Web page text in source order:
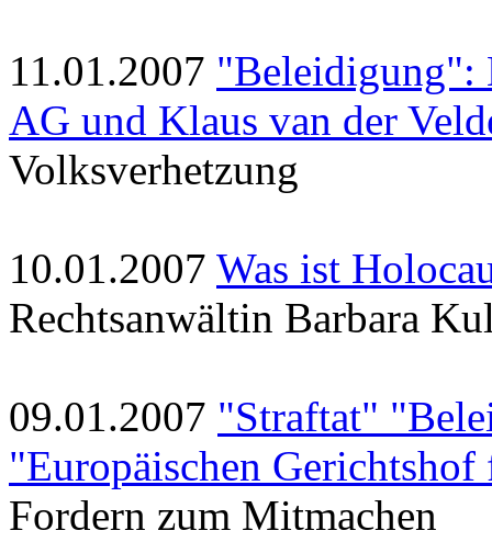
11.01.2007 "Beleidigung":
AG und Klaus van der
Volksverhetzung
10.01.2007 Was ist
Rechtsanwältin Barbara
09.01.2007 "Straftat"
"Europäischen
Fordern zum Mitmachen